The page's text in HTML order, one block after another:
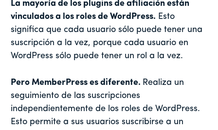
La mayoría de los plugins de afiliación están
vinculados a los roles de WordPress. Esto
significa que cada usuario sólo puede tener una
suscripción a la vez, porque cada usuario en
WordPress sólo puede tener un rol a la vez.
Pero MemberPress es diferente. Realiza un
seguimiento de las suscripciones
independientemente de los roles de WordPress.
Esto permite a sus usuarios suscribirse a un